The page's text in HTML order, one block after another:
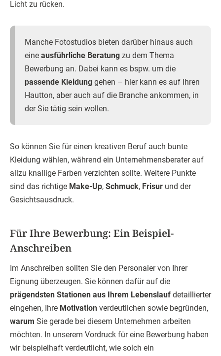
Licht zu rücken.
Manche Fotostudios bieten darüber hinaus auch
eine ausführliche Beratung zu dem Thema
Bewerbung an. Dabei kann es bspw. um die
passende Kleidung gehen – hier kann es auf Ihren
Hautton, aber auch auf die Branche ankommen, in
der Sie tätig sein wollen.
So können Sie für einen kreativen Beruf auch bunte
Kleidung wählen, während ein Unternehmensberater auf
allzu knallige Farben verzichten sollte. Weitere Punkte
sind das richtige Make-Up, Schmuck, Frisur und der
Gesichtsausdruck.
Für Ihre Bewerbung: Ein Beispiel-
Anschreiben
Im Anschreiben sollten Sie den Personaler von Ihrer
Eignung überzeugen. Sie können dafür auf die
prägendsten Stationen aus Ihrem Lebenslauf detaillierter
eingehen, Ihre Motivation verdeutlichen sowie begründen,
warum Sie gerade bei diesem Unternehmen arbeiten
möchten. In unserem Vordruck für eine Bewerbung haben
wir beispielhaft verdeutlicht, wie solch ein